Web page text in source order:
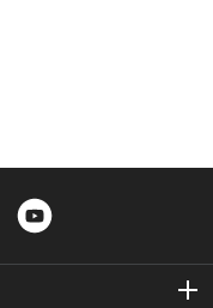
Twitter